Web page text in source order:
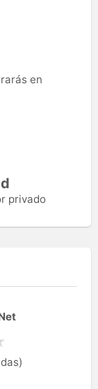
en
privado